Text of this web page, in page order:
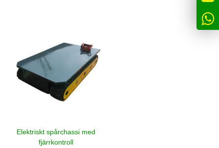
Elektriskt spårchassi med
fjärrkontroll